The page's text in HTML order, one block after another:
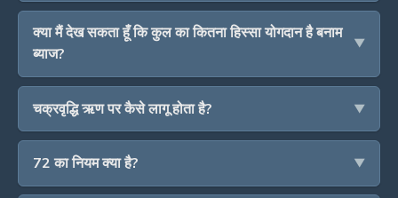
क्या मैं देख सकता हूँ कि कुल का कितना हिस्सा योगदान है बनाम
ब्याज?
चक्रवृद्धि ऋण पर कैसे लागू होता है?
72 का नियम क्या है?